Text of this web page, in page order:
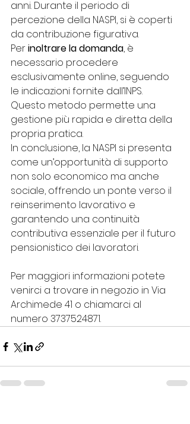
anni. Durante il periodo di
percezione della NASPI, si è coperti
da contribuzione figurativa.
Per inoltrare la domanda, è
necessario procedere
esclusivamente online, seguendo
le indicazioni fornite dall’INPS.
Questo metodo permette una
gestione più rapida e diretta della
propria pratica.
In conclusione, la NASPI si presenta
come un’opportunità di supporto
non solo economico ma anche
sociale, offrendo un ponte verso il
reinserimento lavorativo e
garantendo una continuità
contributiva essenziale per il futuro
pensionistico dei lavoratori.
Per maggiori informazioni potete
venirci a trovare in negozio in Via
Archimede 41 o chiamarci al
numero 3737524871.